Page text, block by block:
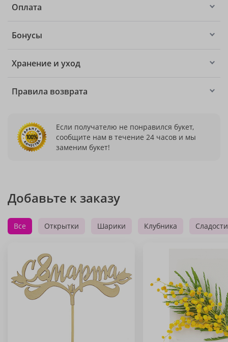
Оплата
Бонусы
Хранение и уход
Правила возврата
Если получателю не понравился букет,
сообщите нам в течение 24 часов и мы
заменим букет!
Добавьте к заказу
Все Открытки Шарики Клубника Сладости